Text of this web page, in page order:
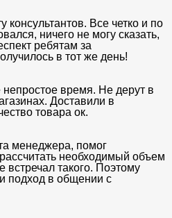
консультантов. Все четко и по
ничего не могу сказать,
ребятам за
в тот же день!
время. Не дерут в
Доставили в
товара ок.
менеджера, помог
необходимый объем
встречал такого. Поэтому
подход в общении с